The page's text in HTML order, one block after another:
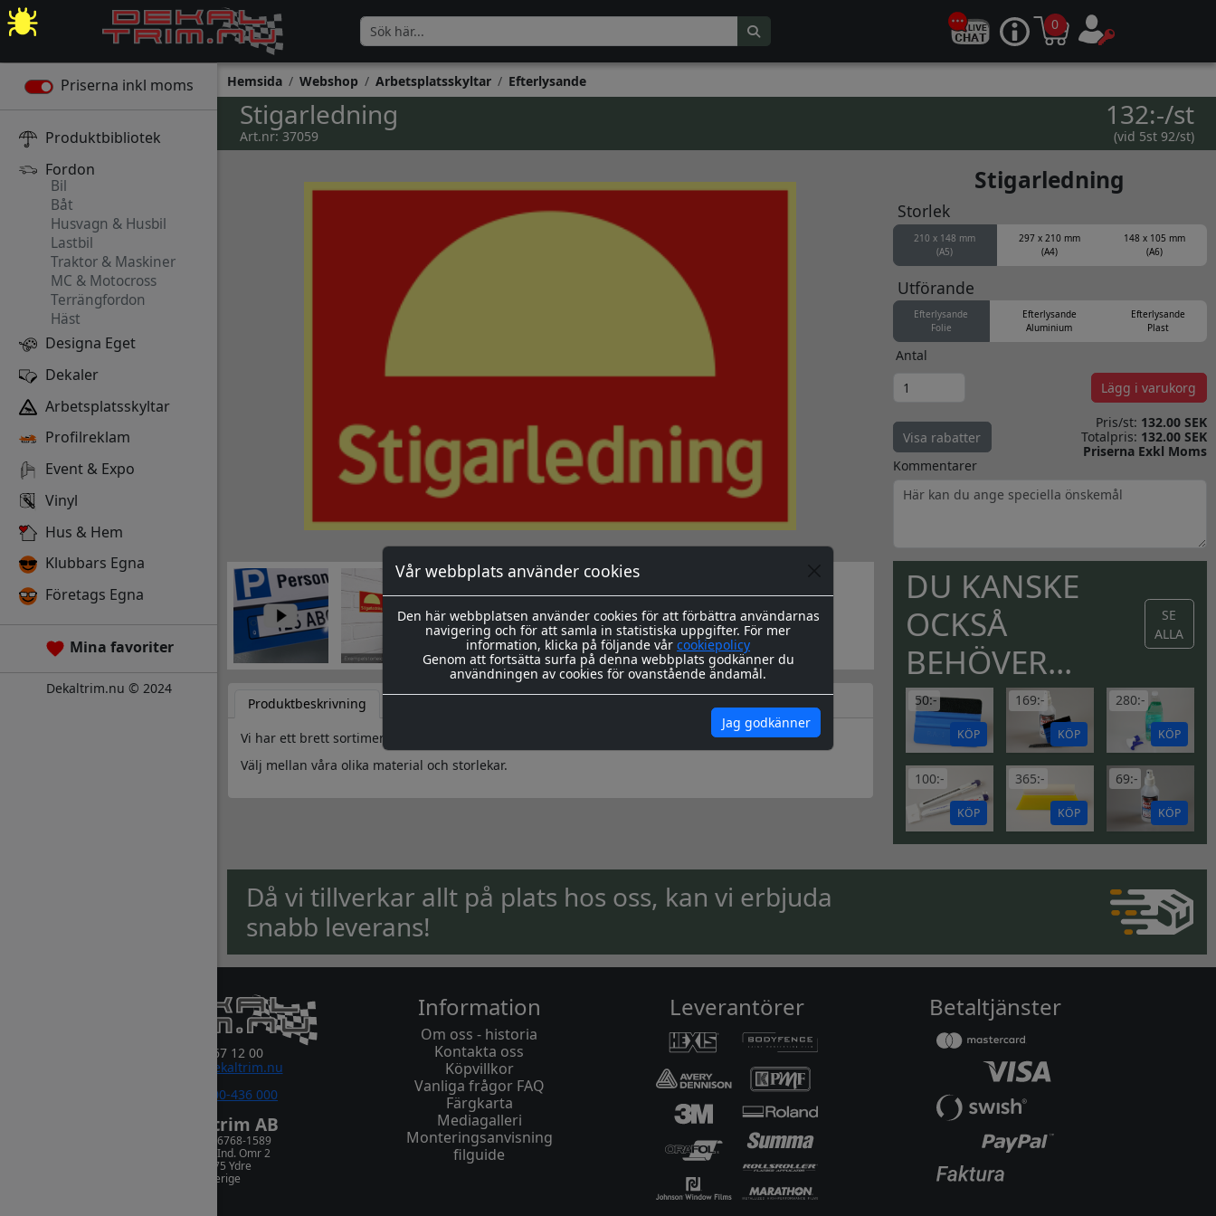
Vår webbplats använder cookies
Den här webbplatsen använder cookies för att förbättra användarnas
navigering och för att samla in statistiska uppgifter. För mer
information, klicka på följande vår cookiepolicy
Genom att fortsätta surfa på denna webbplats godkänner du
användningen av cookies för ovanstående ändamål.
Jag godkänner
0
Priserna inkl moms
Produktbibliotek
Fordon
Bil
Båt
Husvagn & Husbil
Lastbil
Traktor & Maskiner
MC & Motocross
Terrängfordon
Häst
Designa Eget
Dekaler
Arbetsplatsskyltar
Profilreklam
Event & Expo
Vinyl
Hus & Hem
Klubbars Egna
Företags Egna
Mina favoriter
Dekaltrim.nu © 2024
Hemsida Webshop Arbetsplatsskyltar Efterlysande
Stigarledning
Art.nr: 37059
132:-/st
(vid 5st 92/st)
Produktbeskrivning
Vi har ett brett sortiment av varning & säkerhetsskyltar i standardutformning.
Välj mellan våra olika material och storlekar.
Stigarledning
Storlek
210 x 148 mm
(A5)
297 x 210 mm
(A4)
148 x 105 mm
(A6)
Utförande
Efterlysande
Folie
Efterlysande
Aluminium
Efterlysande
Plast
Antal
Lägg i varukorg
Visa rabatter
Pris/st: 132.00 SEK
Totalpris: 132.00 SEK
Priserna Exkl Moms
Kommentarer
DU KANSKE
OCKSÅ
BEHÖVER...
SE
ALLA
50:-
KÖP
169:-
KÖP
280:-
KÖP
100:-
KÖP
365:-
KÖP
69:-
KÖP
Då vi tillverkar allt på plats hos oss, kan vi erbjuda
snabb leverans!
0381-67 12 00
order@dekaltrim.nu
0700-436 000
Dekaltrim AB
Orgnr. 556768-1589
Rydsnäs Ind. Omr 2
573 75 Ydre
Sverige
Information
Om oss - historia
Kontakta oss
Köpvillkor
Vanliga frågor FAQ
Färgkarta
Mediagalleri
Monteringsanvisning
filguide
Leverantörer Betaltjänster